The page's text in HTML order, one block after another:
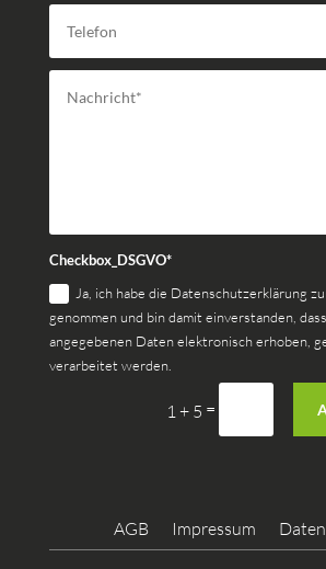
Checkbox_DSGVO*
Ja, ich habe die Datenschutzerklärung
genommen und bin damit einverstanden,
angegebenen Daten elektronisch erhoben,
verarbeitet werden.
1 + 5 =
AGB Impressum